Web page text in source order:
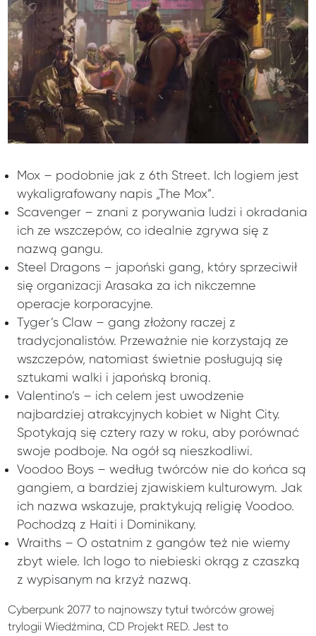
Mox – podobnie jak z 6th Street. Ich logiem jest
wykaligrafowany napis „The Mox”.
Scavenger – znani z porywania ludzi i okradania
ich ze wszczepów, co idealnie zgrywa się z
nazwą gangu.
Steel Dragons – japoński gang, który sprzeciwił
się organizacji Arasaka za ich nikczemne
operacje korporacyjne.
Tyger’s Claw – gang złożony raczej z
tradycjonalistów. Przeważnie nie korzystają ze
wszczepów, natomiast świetnie posługują się
sztukami walki i japońską bronią.
Valentino’s – ich celem jest uwodzenie
najbardziej atrakcyjnych kobiet w Night City.
Spotykają się cztery razy w roku, aby porównać
swoje podboje. Na ogół są nieszkodliwi.
Voodoo Boys – według twórców nie do końca są
gangiem, a bardziej zjawiskiem kulturowym. Jak
ich nazwa wskazuje, praktykują religię Voodoo.
Pochodzą z Haiti i Dominikany.
Wraiths – O ostatnim z gangów też nie wiemy
zbyt wiele. Ich logo to niebieski okrąg z czaszką
z wypisanym na krzyż nazwą.
Cyberpunk 2077 to najnowszy tytuł twórców growej
trylogii Wiedźmina, CD Projekt RED. Jest to